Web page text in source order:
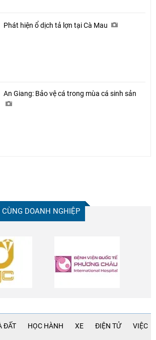
Phát hiện ổ dịch tả lợn tại Cà Mau
An Giang: Bảo vệ cá trong mùa cá sinh sản
DOANH NGHIỆP
ĐẤT HỌC HÀNH XE ĐIỆN TỬ VIỆC